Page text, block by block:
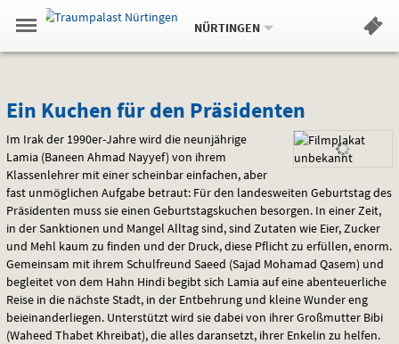
Springe
zum
,zum
.
Navigation
Gehe
zur
Standortauswahl
Standort:
NÜRTINGEN.
Hinweis
Ein
Kuchen
für
den
Präsidenten
Ein Kuchen für den Präsidenten
Im Irak der 1990er-Jahre wird die neunjährige
Lamia (Baneen Ahmad Nayyef) von ihrem
Klassenlehrer mit einer scheinbar einfachen, aber
fast unmöglichen Aufgabe betraut: Für den landesweiten Geburtstag des
Präsidenten muss sie einen Geburtstagskuchen besorgen. In einer Zeit,
in der Sanktionen und Mangel Alltag sind, sind Zutaten wie Eier, Zucker
und Mehl kaum zu finden und der Druck, diese Pflicht zu erfüllen, enorm.
Gemeinsam mit ihrem Schulfreund Saeed (Sajad Mohamad Qasem) und
begleitet von dem Hahn Hindi begibt sich Lamia auf eine abenteuerliche
Reise in die nächste Stadt, in der Entbehrung und kleine Wunder eng
beieinanderliegen. Unterstützt wird sie dabei von ihrer Großmutter Bibi
(Waheed Thabet Khreibat), die alles daransetzt, ihrer Enkelin zu helfen.